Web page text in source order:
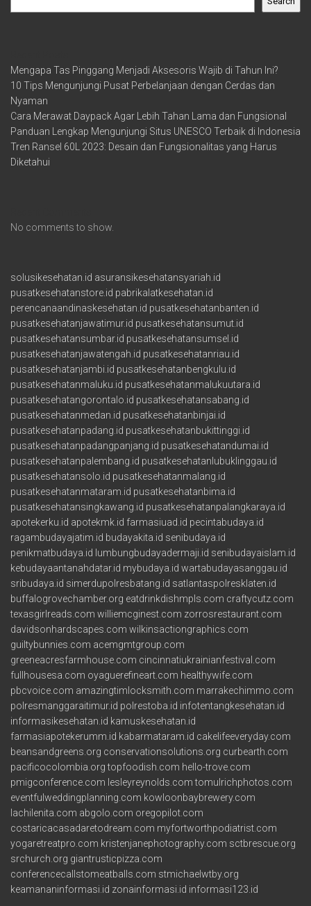
Mengapa Tas Pinggang Menjadi Aksesoris Wajib di Tahun Ini?
10 Tips Mengunjungi Pusat Perbelanjaan dengan Cerdas dan
Nyaman
Cara Merawat Daypack Agar Lebih Tahan Lama dan Fungsional
Panduan Lengkap Mengunjungi Situs UNESCO Terbaik di Indonesia
Tren Ransel 60L 2023: Desain dan Fungsionalitas yang Harus
Diketahui
No comments to show.
solusikesehatan.id asuransikesehatansyariah.id
pusatkesehatanstore.id pabrikalatkesehatan.id
perencanaandinaskesehatan.id pusatkesehatanbanten.id
pusatkesehatanjawatimur.id pusatkesehatansumut.id
pusatkesehatansumbar.id pusatkesehatansumsel.id
pusatkesehatanjawatengah.id pusatkesehatanriau.id
pusatkesehatanjambi.id pusatkesehatanbengkulu.id
pusatkesehatanmaluku.id pusatkesehatanmalukuutara.id
pusatkesehatangorontalo.id pusatkesehatansabang.id
pusatkesehatanmedan.id pusatkesehatanbinjai.id
pusatkesehatanpadang.id pusatkesehatanbukittinggi.id
pusatkesehatanpadangpanjang.id pusatkesehatandumai.id
pusatkesehatanpalembang.id pusatkesehatanlubuklinggau.id
pusatkesehatansolo.id pusatkesehatanmalang.id
pusatkesehatanmataram.id pusatkesehatanbima.id
pusatkesehatansingkawang.id pusatkesehatanpalangkaraya.id
apotekerku.id apotekmk.id farmasiuad.id pecintabudaya.id
ragambudayajatim.id budayakita.id senibudaya.id
penikmatbudaya.id lumbungbudayadermaji.id senibudayaislam.id
kebudayaantanahdatar.id mybudaya.id wartabudayasanggau.id
sribudaya.id simerdupolresbatang.id satlantaspolresklaten.id
buffalogrovechamber.org eatdrinkdishmpls.com craftycutz.com
texasgirlreads.com williemcginest.com zorrosrestaurant.com
davidsonhardscapes.com wilkinsactiongraphics.com
guiltybunnies.com acemgmtgroup.com
greeneacresfarmhouse.com cincinnatiukrainianfestival.com
fullhousesa.com oyaguerefineart.com healthywife.com
pbcvoice.com amazingtimlocksmith.com marrakechimmo.com
polresmanggaraitimur.id polrestoba.id infotentangkesehatan.id
informasikesehatan.id kamuskesehatan.id
farmasiapotekerumm.id kabarmataram.id cakelifeeveryday.com
beansandgreens.org conservationsolutions.org curbearth.com
pacificocolombia.org topfoodish.com hello-trove.com
pmigconference.com lesleyreynolds.com tomulrichphotos.com
eventfulweddingplanning.com kowloonbaybrewery.com
lachilenita.com abgolo.com oregopilot.com
costaricacasadaretodream.com myfortworthpodiatrist.com
yogaretreatpro.com kristenjanephotography.com sctbrescue.org
srchurch.org giantrusticpizza.com
conferencecallstomeatballs.com stmichaelwtby.org
keamananinformasi.id zonainformasi.id informasi123.id